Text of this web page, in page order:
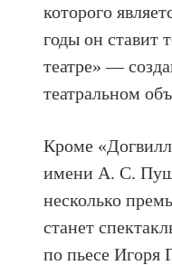
которого
годы он ставит
театре» —
театральном
Кроме
имени А. С.
несколько
станет
по пьесе Игоря